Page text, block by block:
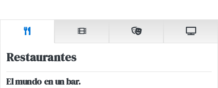
Restaurantes
El mundo en un bar.